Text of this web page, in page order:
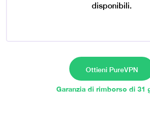
disponibili.
Ottieni PureVPN
Garanzia di rimborso di 31